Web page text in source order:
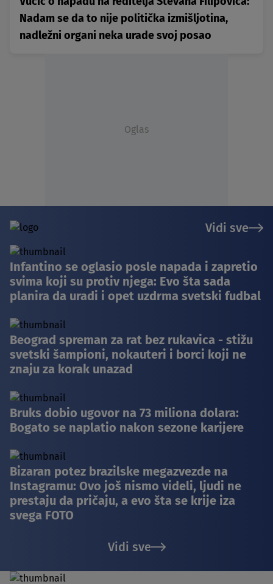
Nadam se da to nije politička izmišljotina,
nadležni organi neka urade svoj posao
Oglas
Vidi sve
Infantino se oglasio posle napada i zapretio
svima koji su protiv njega: Evo šta sada
planira da uradi i opet uzdrma svetski fudbal
Beograd spreman za rat bez rukavica - stižu
svetski šampioni, nokauteri i borci koji ne
znaju za korak unazad
Bruks dobio ugovor na 73 miliona dolara:
Bogato se naplatio nakon sezone karijere
Bizaran potez brazilske megazvezde na
Instagramu: Ovo još nismo videli, ljudi ne
prestaju da pričaju, a evo šta se krije iza
svega FOTO
Vidi sve